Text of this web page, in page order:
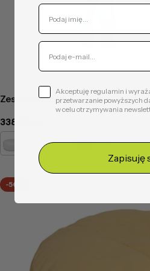
Zestaw Classic Tiny Ekoskóra
Cena
regularna
338,00 zł
+15
-50%
Akceptuję regulamin i
przetwarzanie powyższych
w celu otrzymywania
Zapisuję